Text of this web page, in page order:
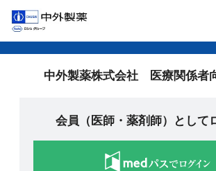
中外製薬株式会社 医療関係者
会員（医師・薬剤師）として